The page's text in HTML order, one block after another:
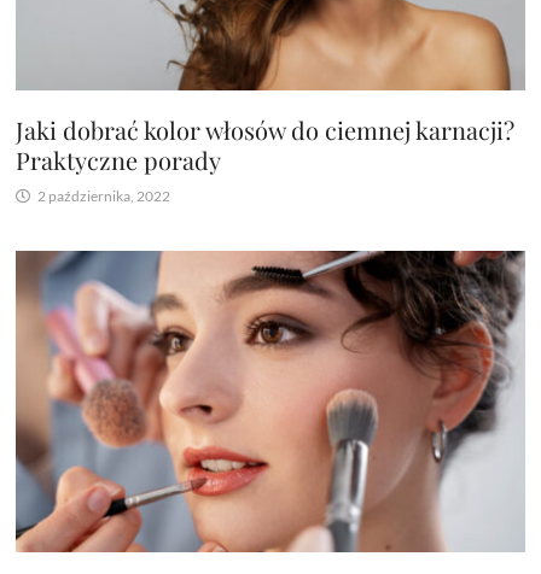
Jaki dobrać kolor włosów do ciemnej karnacji?
Praktyczne porady
2 października, 2022